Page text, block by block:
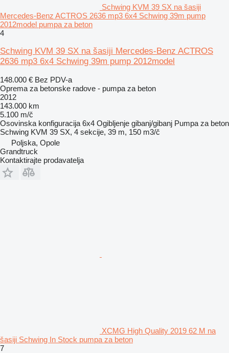
Schwing KVM 39 SX na šasiji
Mercedes-Benz ACTROS 2636 mp3 6x4 Schwing 39m pump
2012model pumpa za beton
4
Schwing KVM 39 SX na šasiji Mercedes-Benz ACTROS
2636 mp3 6x4 Schwing 39m pump 2012model
148.000 € Bez PDV-a
Oprema za betonske radove - pumpa za beton
2012
143.000 km
5.100 m/č
Osovinska konfiguracija 6x4 Ogibljenje gibanj/gibanj Pumpa za beton
Schwing KVM 39 SX, 4 sekcije, 39 m, 150 m3/č
Poljska, Opole
Grandtruck
Kontaktirajte prodavatelja
XCMG High Quality 2019 62 M na
šasiji Schwing In Stock pumpa za beton
7